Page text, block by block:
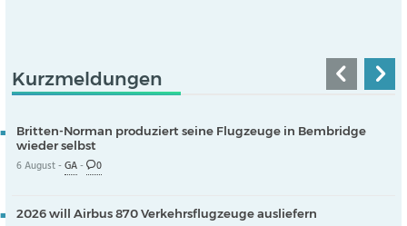
Kurzmeldungen
Britten-Norman produziert seine Flugzeuge in Bembridge
wieder selbst
6 August -GA- 0
2026 will Airbus 870 Verkehrsflugzeuge ausliefern